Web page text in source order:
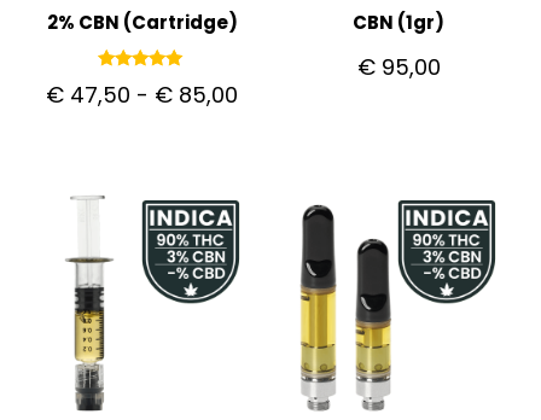
2% CBN (Cartridge)
5.00
€ 47,50 - € 85,00
CBN (1gr)
€95,00